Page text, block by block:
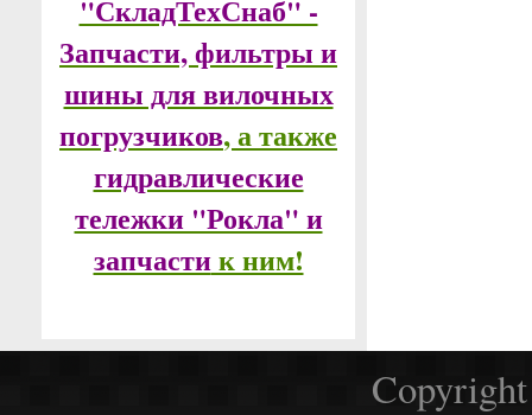
"СкладТехСнаб" -
Запчасти, фильтры и
шины для вилочных
погрузчиков, а также
гидравлические
тележки "Рокла" и
запчастик ним!